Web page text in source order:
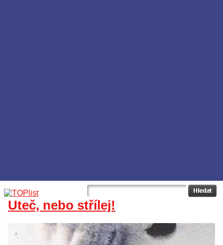
Uteč, nebo střílej!